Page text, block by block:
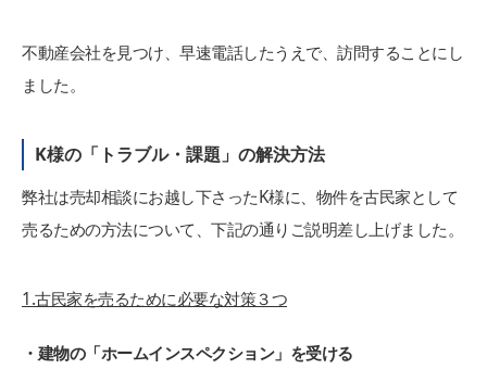
不動産会社を見つけ、早速電話したうえで、訪問することにし
ました。
K様の「トラブル・課題」の解決方法
弊社は売却相談にお越し下さったK様に、物件を古民家として
売るための方法について、下記の通りご説明差し上げました。
1.古民家を売るために必要な対策３つ
・建物の「ホームインスペクション」を受ける